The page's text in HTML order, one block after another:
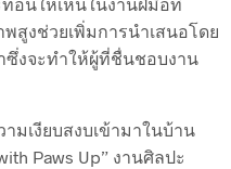
อนให้เห็นในงานฝีมือที่
งช่วยเพิ่มการนำเสนอโดย
ซึ่งจะทำให้ผู้ที่ชื่นชอบงาน
มเงียบสงบเข้ามาในบ้าน
Paws Up” งานศิลปะ